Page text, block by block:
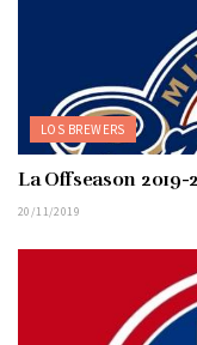
LOS BREWERS
La Offseason
20/11/2019